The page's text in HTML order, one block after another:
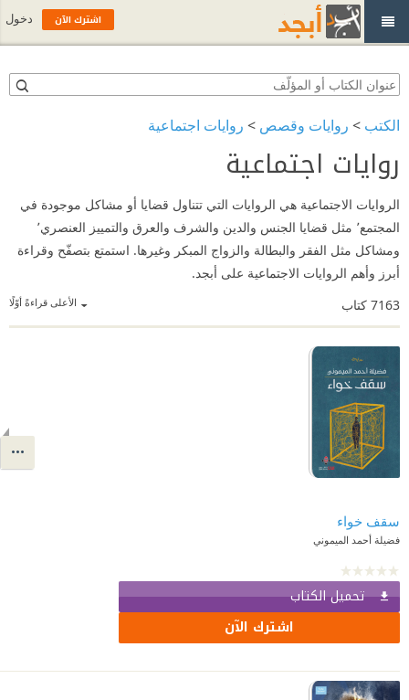
الكتب > روايات وقصص > روايات اجتماعية
روايات اجتماعية
الروايات الاجتماعية هي الروايات التي تتناول قضايا أو مشاكل موجودة في
المجتمع٬ مثل قضايا الجنس والدين والشرف والعرق والتمييز العنصري٬
ومشاكل مثل الفقر والبطالة والزواج المبكر وغيرها. استمتع بتصفّح وقراءة
أبرز وأهم الروايات الاجتماعية على أبجد.
الأعلى قراءةً أوّلًا 7163 كتاب
سقف خواء
فضيلة أحمد الميموني
تحميل الكتاب
اشترك الآن
اشترك الآن دخول